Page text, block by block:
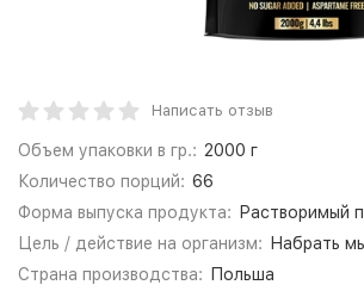
Написать отзыв
Объем упаковки в гр.: 2000 г
Количество порций: 66
Форма выпуска продукта:
Растворимый
Цель / действие на организм:
Набрать
Страна производства:
Польша